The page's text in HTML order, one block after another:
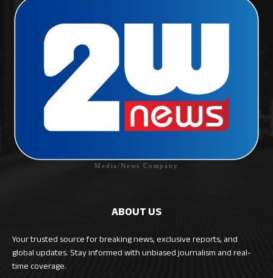
Media/News Company
ABOUT US
Your trusted source for breaking news, exclusive reports, and
global updates. Stay informed with unbiased journalism and real-
time coverage.